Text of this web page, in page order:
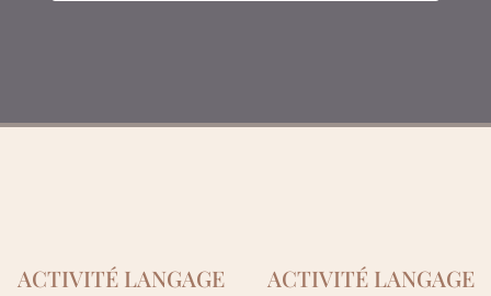
ACTIVITÉ LANGAGE ACTIVITÉ LANGAGE